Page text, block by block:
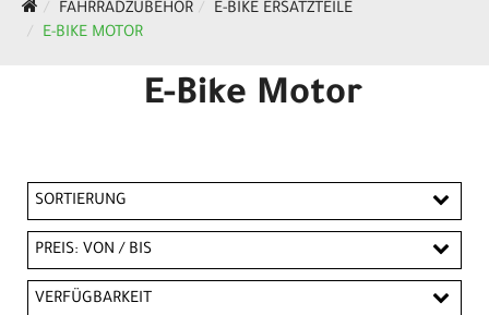
FAHRRADZUBEHÖR
E-BIKE ERSATZTEILE
E-BIKE MOTOR
E-Bike Motor
SORTIERUNG
PREIS: VON / BIS
EUR
VERFÜGBARKEIT